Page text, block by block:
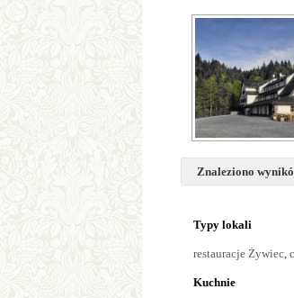
Znaleziono
Typy lokali
restauracje Żywiec,
Kuchnie